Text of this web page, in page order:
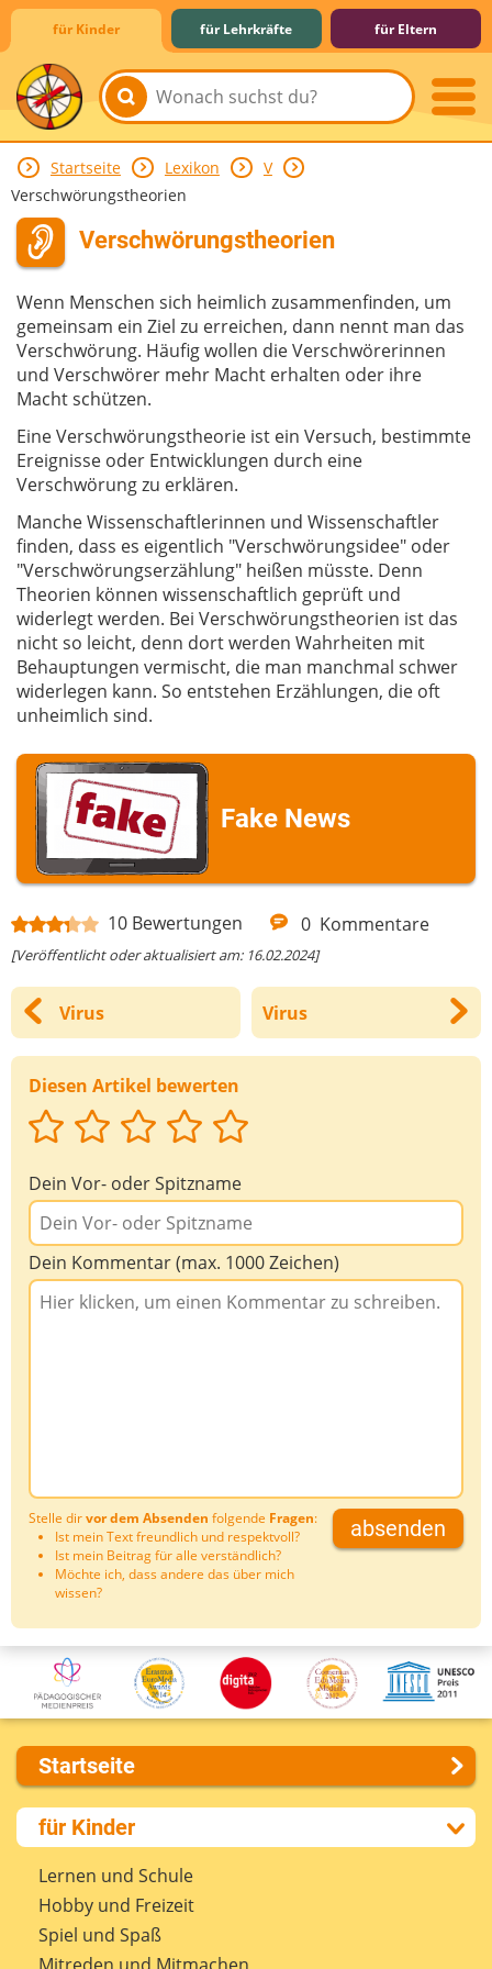
für Kinder für Lehrkräfte für Eltern
Lernen & Schule
Hobby & Freizeit
Spiel & Spaß
Mitreden & Mitmachen
Startseite Lexikon
V
Verschwörungstheorien
Verschwörungstheorien
Wenn Menschen sich heimlich zusammenfinden, um
gemeinsam ein Ziel zu erreichen, dann nennt man das
Verschwörung. Häufig wollen die Verschwörerinnen
und Verschwörer mehr Macht erhalten oder ihre
Macht schützen.
Eine Verschwörungstheorie ist ein Versuch, bestimmte
Ereignisse oder Entwicklungen durch eine
Verschwörung zu erklären.
Manche Wissenschaftlerinnen und Wissenschaftler
finden, dass es eigentlich "Verschwörungsidee" oder
"Verschwörungserzählung" heißen müsste. Denn
Theorien können wissenschaftlich geprüft und
widerlegt werden. Bei Verschwörungstheorien ist das
nicht so leicht, denn dort werden Wahrheiten mit
Behauptungen vermischt, die man manchmal schwer
widerlegen kann. So entstehen Erzählungen, die oft
unheimlich sind.
10 Bewertungen 0 Kommentare
[Veröffentlicht oder aktualisiert am: 16.02.2024]
Virus Virus
Diesen Artikel bewerten
Dein Vor- oder Spitzname
Dein Kommentar (max. 1000 Zeichen)
Stelle dirvor dem Absenden folgende Fragen:
Ist mein Text freundlich und respektvoll?
Ist mein Beitrag für alle verständlich?
Möchte ich, dass andere das über mich
wissen?
absenden
Fake News
Startseite
Über uns
Presse
Kontakt
Impressum
Internet-ABC Sitemap
Barrierefreiheit
für Kinder
Lernen und Schule
Hobby und Freizeit
Spiel und Spaß